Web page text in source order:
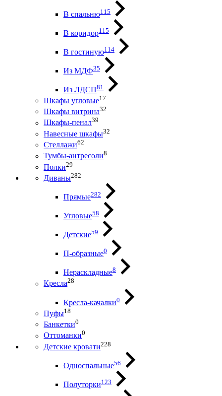
В спальню115
В коридор115
В гостиную114
Из МДФ35
Из ЛДСП81
Шкафы угловые17
Шкафы витрина32
Шкафы-пенал39
Навесные шкафы32
Стеллажи62
Тумбы-антресоли8
Полки29
Диваны282
Прямые282
Угловые58
Детские59
П-образные0
Нераскладные8
Кресла28
Кресла-качалки0
Пуфы18
Банкетки0
Оттоманки0
Детские кровати228
Односпальные56
Полуторки123